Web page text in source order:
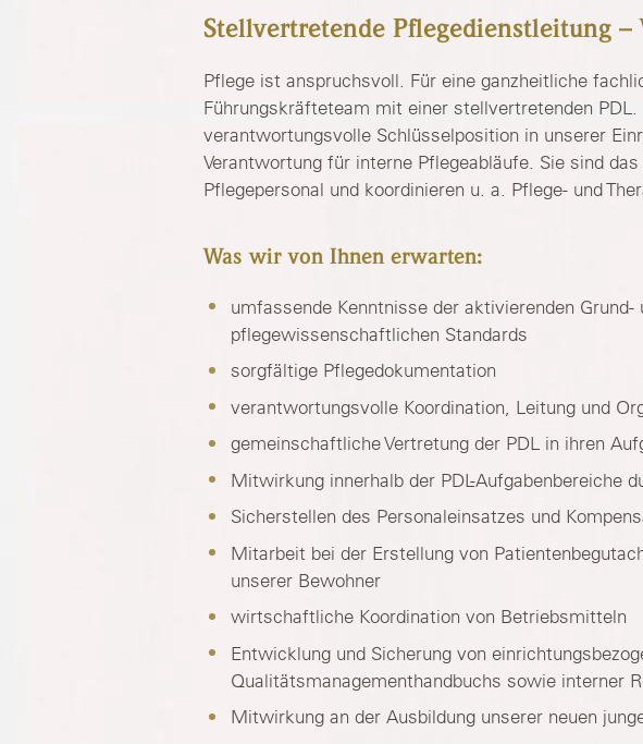
Stellvertretende Pflegedienstleitung –
Pflege ist anspruchsvoll. Für eine ganzheitliche
Führungskräfteteam mit einer stellvertretenden
verantwortungsvolle Schlüsselposition in unserer
Verantwortung für interne Pflegeabläufe. Sie sind
Pflegepersonal und koordinieren u. a. Pflege- und
Was wir von Ihnen erwarten:
umfassende Kenntnisse der aktivierenden
pflegewissenschaftlichen Standards
sorgfältige Pflegedokumentation
verantwortungsvolle Koordination, Leitung und
gemeinschaftliche Vertretung der PDL in ihren
Mitwirkung innerhalb der PDL-Aufgabenbereiche
Sicherstellen des Personaleinsatzes und
Mitarbeit bei der Erstellung von
unserer Bewohner
wirtschaftliche Koordination von Betriebsmitteln
Entwicklung und Sicherung von
Qualitätsmanagementhandbuchs sowie interner
Mitwirkung an der Ausbildung unserer neuen